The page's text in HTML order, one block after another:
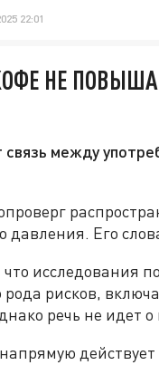
22:01
НЕ
между
Его
что исследования
рисков,
речь не идет